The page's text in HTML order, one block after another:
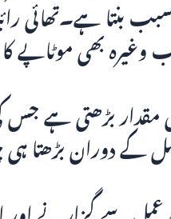
بنتا ہے۔تھائی
وغیرہ بھی موٹاپے
مقدار بڑھتی ہے جس
یہ حمل کے دوران بڑھتا ہی